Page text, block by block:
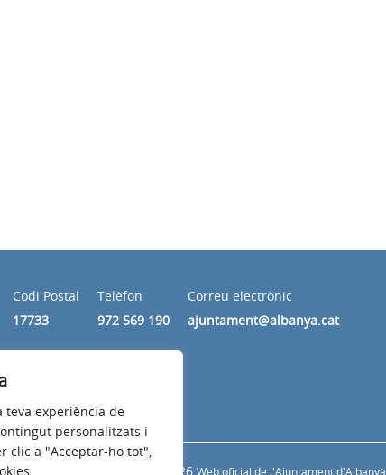
experiència de
personalitzats i
clic a "Acceptar-ho tot",
Codi Postal
17733
Telèfon
972 569 190
Correu electrònic
ajuntament@albanya.cat
14:00 hores
© 2026